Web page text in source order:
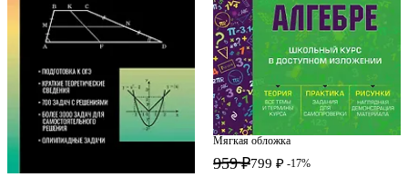
Мягкая обложка
959 ₽799 ₽ -17%